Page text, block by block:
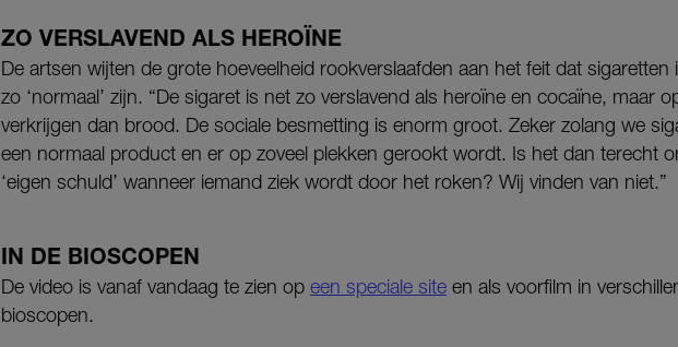
ZO VERSLAVEND ALS HEROÏNE
De artsen wijten de grote hoeveelheid rookverslaafden aan het feit dat
zo ‘normaal’ zijn. “De sigaret is net zo verslavend als heroïne en cocaïne, maar
verkrijgen dan brood. De sociale besmetting is enorm groot. Zeker zolang we
een normaal product en er op zoveel plekken gerookt wordt. Is het dan terecht
‘eigen schuld’ wanneer iemand ziek wordt door het roken? Wij vinden van niet.”
IN DE BIOSCOPEN
De video is vanaf vandaag te zien op een speciale site en als voorfilm in
bioscopen.